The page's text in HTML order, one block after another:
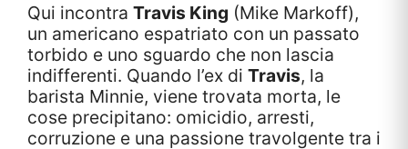
Qui incontra Travis King (Mike Markoff),
un americano espatriato con un passato
torbido e uno sguardo che non lascia
indifferenti. Quando l’ex di Travis, la
barista Minnie, viene trovata morta, le
cose precipitano: omicidio, arresti,
corruzione e una passione travolgente tra i